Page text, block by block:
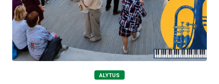
ALYTUS